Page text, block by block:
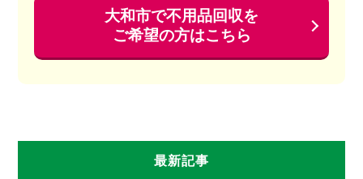
大和市で不用品回収を
ご希望の方はこちら
最新記事